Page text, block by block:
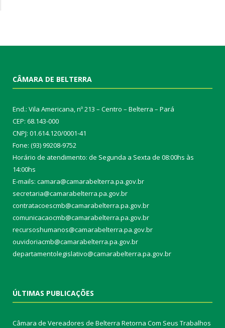
CÂMARA DE BELTERRA
End.: Vila Americana, nº 213 – Centro – Belterra – Pará
CEP: 68.143-000
CNPJ: 01.614.120/0001-41
Fone: (93) 99208-9752
Horário de atendimento: de Segunda a Sexta de 08:00hs às
14:00hs
E-mails: camara@camarabelterra.pa.gov.br
secretaria@camarabelterra.pa.gov.br
contratacoescmb@camarabelterra.pa.gov.br
comunicacaocmb@camarabelterra.pa.gov.br
recursoshumanos@camarabelterra.pa.gov.br
ouvidoriacmb@camarabelterra.pa.gov.br
departamentolegislativo@camarabelterra.pa.gov.br
ÚLTIMAS PUBLICAÇÕES
Câmara de Vereadores de Belterra Retorna Com Seus Trabalhos